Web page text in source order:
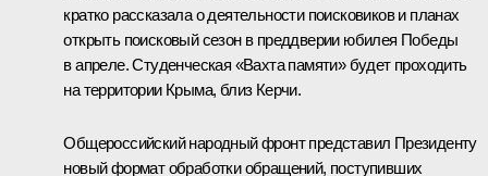
кратко рассказала о деятельности поисковиков и планах
открыть поисковый сезон в преддверии юбилея Победы
в апреле. Студенческая «Вахта памяти» будет проходить
на территории Крыма, близ Керчи.
Общероссийский народный фронт представил Президенту
новый формат обработки обращений, поступивших